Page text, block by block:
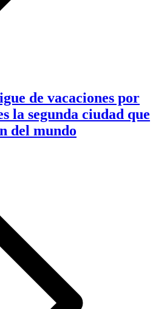
de vacaciones por
la segunda ciudad que
del mundo